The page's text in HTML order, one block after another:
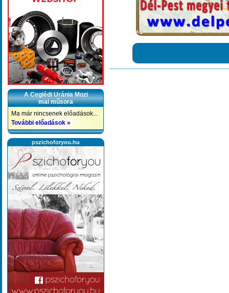
A Ceglédi Uránia Mozi
mai műsora
Ma már nincsenek előadások...
További előadások »
pszichoforyou.hu